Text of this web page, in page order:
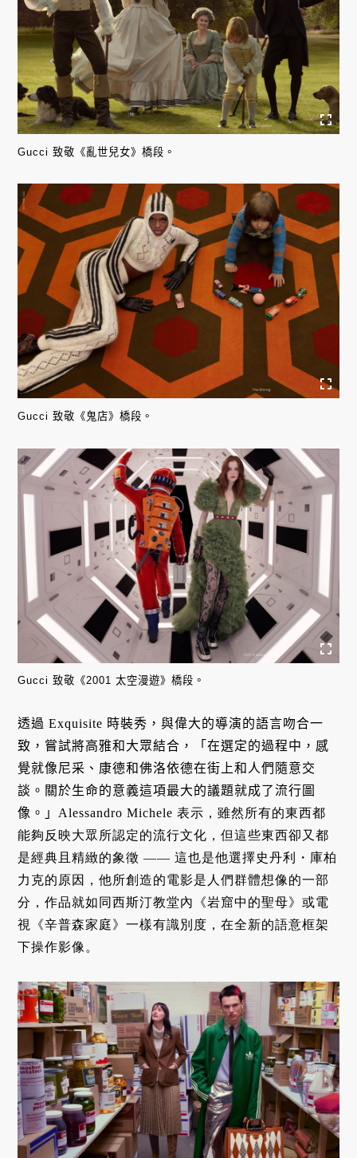
Gucci 致敬《亂世兒女》橋段。
Gucci 致敬《鬼店》橋段。
Gucci 致敬《2001 太空漫遊》橋段。
透過 Exquisite 時裝秀，與偉大的導演的語言吻合一
致，嘗試將高雅和大眾結合，「在選定的過程中，感
覺就像尼采、康德和佛洛依德在街上和人們隨意交
談。關於生命的意義這項最大的議題就成了流行圖
像。」 Alessandro Michele 表示，雖然所有的東西都
能夠反映大眾所認定的流行文化，但這些東西卻又都
是經典且精緻的象徵 —— 這也是他選擇史丹利・庫柏
力克的原因，他所創造的電影是人們群體想像的一部
分，作品就如同西斯汀教堂內《岩窟中的聖母》或電
視《辛普森家庭》一樣有識別度，在全新的語意框架
下操作影像。